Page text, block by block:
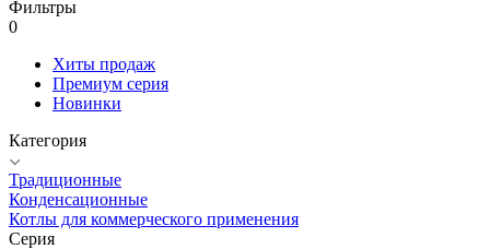
Фильтры
0
Хиты продаж
Премиум серия
Новинки
Категория
Традиционные
Конденсационные
Котлы для коммерческого применения
Серия